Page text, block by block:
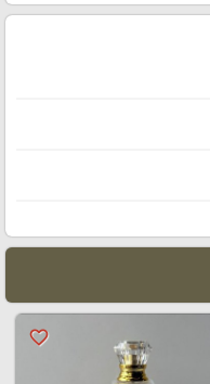
favorite_border